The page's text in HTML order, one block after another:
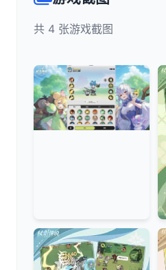
共 4 张游戏截图